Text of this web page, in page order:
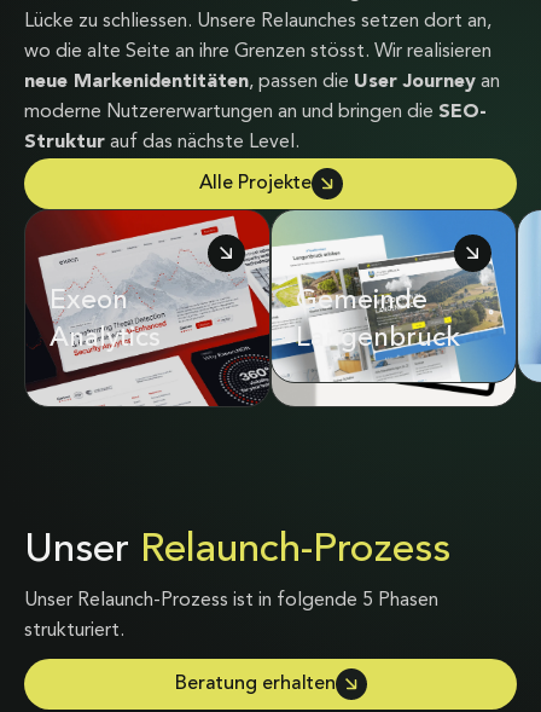
Lücke zu schliessen. Unsere Relaunches setzen dort an,
wo die alte Seite an ihre Grenzen stösst. Wir realisieren
neue Markenidentitäten, passen die User Journey an
moderne Nutzererwartungen an und bringen die SEO-
Struktur auf das nächste Level.
Alle Projekte
Exeon
Analytics
Adrian & Diego
Mathier
Gemeinde
Langenbruck
Unser Relaunch-Prozess
Unser Relaunch-Prozess ist in folgende 5 Phasen
strukturiert.
Beratung erhalten